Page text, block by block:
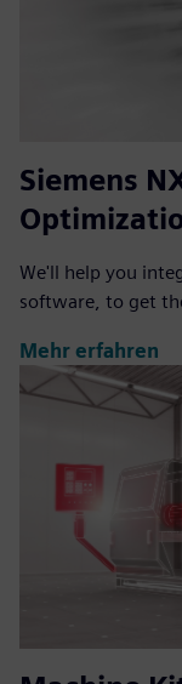
Siemens
We'll help you
software, to get
Mehr erfahren